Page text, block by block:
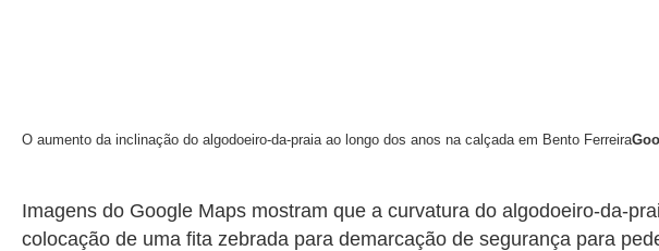
O aumento da inclinação do algodoeiro-da-praia ao longo dos anos na calçada em Bento Ferreira
Imagens do Google Maps mostram que a curvatura do algodoeiro-da-
colocação de uma fita zebrada para demarcação de segurança para